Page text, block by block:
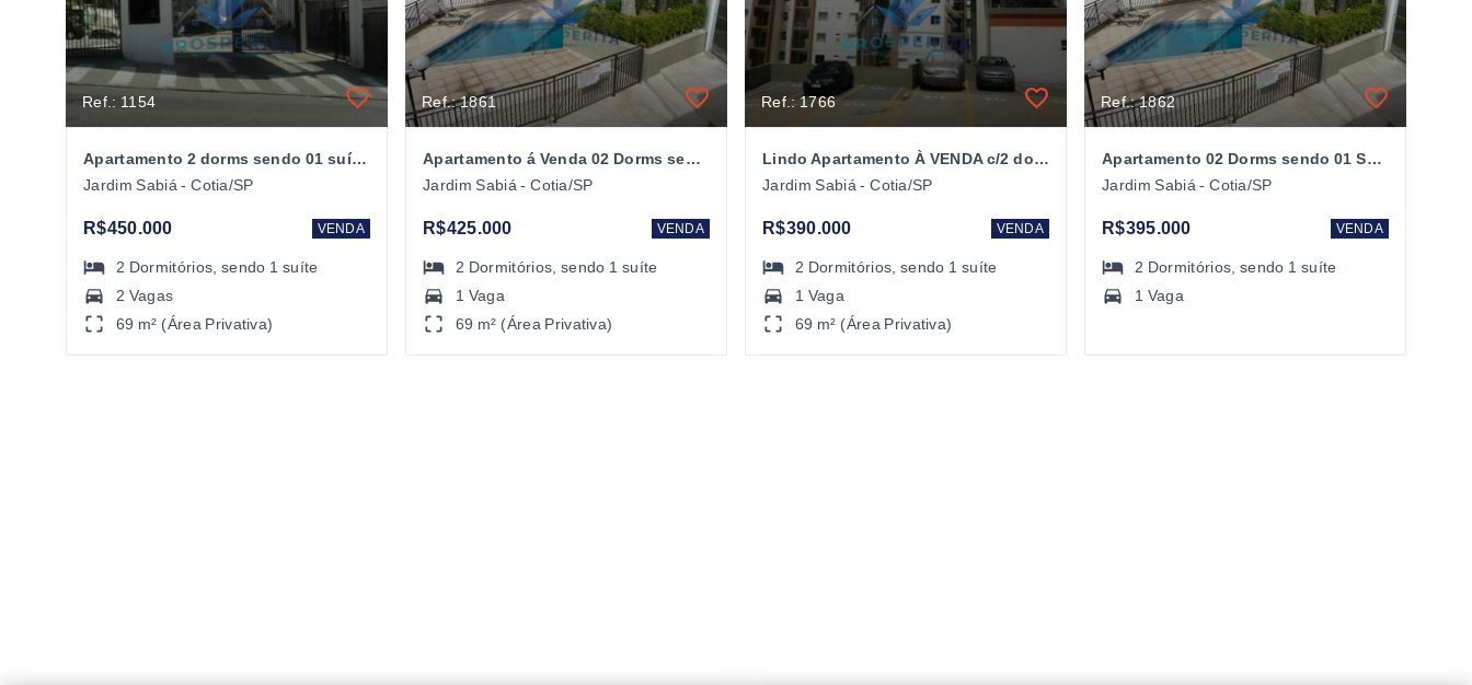
Ref.: 1154
Apartamento 2 dorms sendo 01 suíte - Cond. Costa do Sol - Jd. Sabiá - Cotia/SP
Jardim Sabiá - Cotia/SP
R$450.000 VENDA
2 Dormitórios , sendo 1 suíte
2 Vagas
69 m² (Área Privativa)
Ref.: 1861
Apartamento á Venda 02 Dorms sendo 01 Suíte 69m² - Cond. Costa do Sol - Jd.Sabiá
Jardim Sabiá - Cotia/SP
R$425.000 VENDA
2 Dormitórios , sendo 1 suíte
1 Vaga
69 m² (Área Privativa)
Ref.: 1766
Lindo Apartamento À VENDA c/2 dorms. Cond. Costa do Sol - Jd Sabiá - Cotia-SP
Jardim Sabiá - Cotia/SP
R$390.000 VENDA
2 Dormitórios , sendo 1 suíte
1 Vaga
69 m² (Área Privativa)
Ref.: 1862
Apartamento 02 Dorms sendo 01 Suíte 69 mts - Cond. Costa do Sol - Jd. Sábia - Cotia/SP
Jardim Sabiá - Cotia/SP
R$395.000 VENDA
2 Dormitórios , sendo 1 suíte
1 Vaga